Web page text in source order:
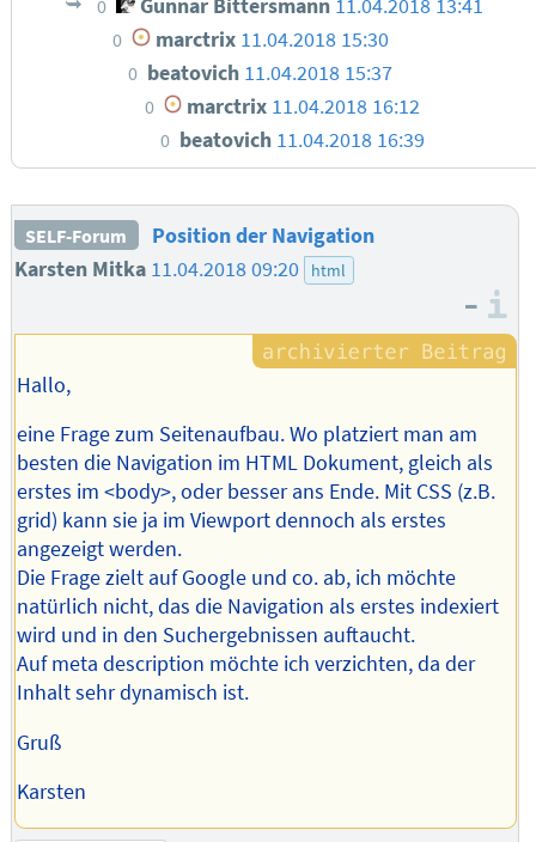
0 Gunnar Bittersmann 11.04.2018 13:41
0 marctrix 11.04.2018 15:30
0 beatovich 11.04.2018 15:37
0 marctrix 11.04.2018 16:12
0 beatovich 11.04.2018 16:39
SELF-Forum
Position der Navigation
Karsten Mitka 11.04.2018 09:20 html
–
Hallo,
eine Frage zum Seitenaufbau. Wo platziert man am
besten die Navigation im HTML Dokument, gleich als
erstes im <body>, oder besser ans Ende. Mit CSS (z.B.
grid) kann sie ja im Viewport dennoch als erstes
angezeigt werden.
Die Frage zielt auf Google und co. ab, ich möchte
natürlich nicht, das die Navigation als erstes indexiert
wird und in den Suchergebnissen auftaucht.
Auf meta description möchte ich verzichten, da der
Inhalt sehr dynamisch ist.
Gruß
Karsten